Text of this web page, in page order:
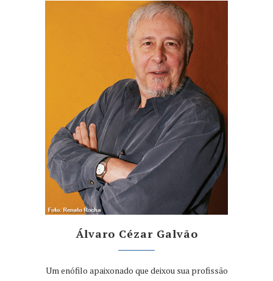
Álvaro Cézar Galvão
Um enófilo apaixonado que deixou sua profissão